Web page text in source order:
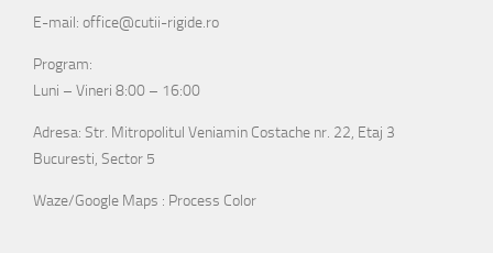
E-mail: office@cutii-rigide.ro
Program:
Luni – Vineri 8:00 – 16:00
Adresa: Str. Mitropolitul Veniamin Costache nr. 22, Etaj 3
Bucuresti, Sector 5
Waze/Google Maps : Process Color